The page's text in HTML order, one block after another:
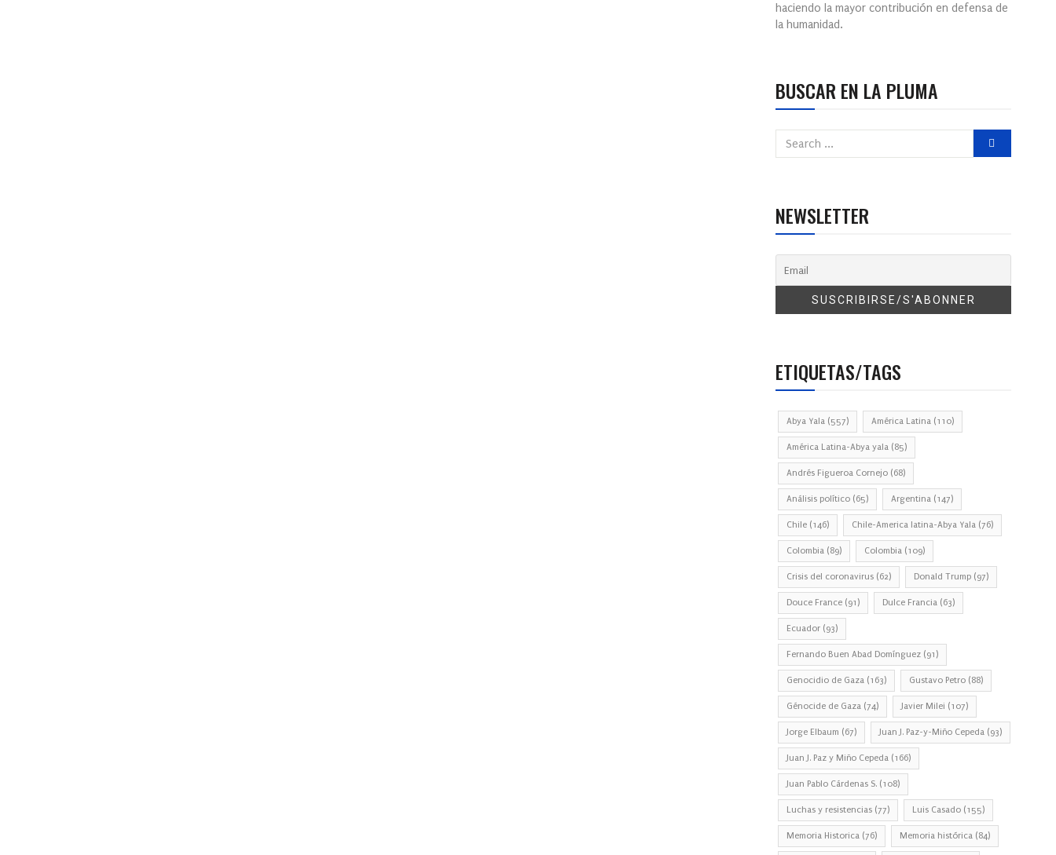
haciendo la mayor contribución en defensa de
la humanidad.
BUSCAR EN LA PLUMA
NEWSLETTER
ETIQUETAS/TAGS
Abya Yala (557) América Latina (110)
América Latina-Abya yala (85)
Andrés Figueroa Cornejo (68)
Análisis político (65) Argentina (147)
Chile (146) Chile-America latina-Abya Yala (76)
Colombia (89) Colombia (109)
Crisis del coronavirus (62) Donald Trump (97)
Douce France (91) Dulce Francia (63)
Ecuador (93)
Fernando Buen Abad Domínguez (91)
Genocidio de Gaza (163) Gustavo Petro (88)
Génocide de Gaza (74) Javier Milei (107)
Jorge Elbaum (67) Juan J. Paz-y-Miño Cepeda (93)
Juan J. Paz y Miño Cepeda (166)
Juan Pablo Cárdenas S. (108)
Luchas y resistencias (77) Luis Casado (155)
Memoria Historica (76) Memoria histórica (84)